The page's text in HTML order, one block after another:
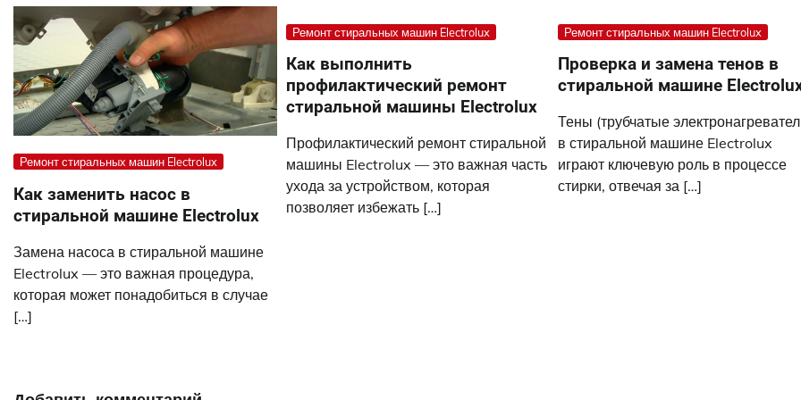
Ремонт стиральных машин Electrolux
Как заменить насос в
стиральной машине Electrolux
Замена насоса в стиральной машине
Electrolux — это важная процедура,
которая может понадобиться в случае
[…]
Ремонт стиральных машин Electrolux
Как выполнить
профилактический ремонт
стиральной машины Electrolux
Профилактический ремонт стиральной
машины Electrolux — это важная часть
ухода за устройством, которая
позволяет избежать […]
Ремонт стиральных машин Electrolux
Проверка и замена тенов в
стиральной машине
Тены (трубчатые
в стиральной машине Electrolux
играют ключевую роль в процессе
стирки, отвечая за […]